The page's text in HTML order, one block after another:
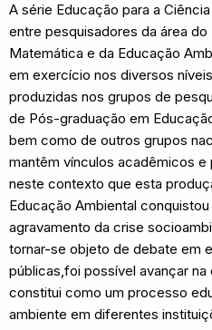
A série Educação para a
entre pesquisadores da área do
Matemática e da Educação
em exercício nos diversos
produzidas nos grupos de
de Pós-graduação em
bem como de outros grupos
mantêm vínculos acadêmicos e
neste contexto que esta
Educação Ambiental
agravamento da crise
tornar-se objeto de debate em
públicas,foi possível avançar
constitui como um processo
ambiente em diferentes